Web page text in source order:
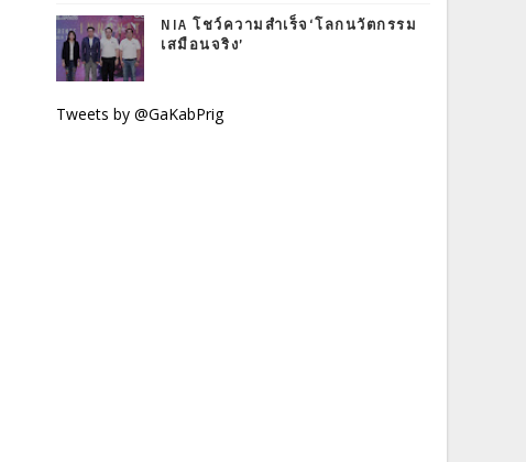
NIA โชว์ความสำเร็จ‘โลกนวัตกรรม
เสมือนจริง’
Tweets by @GaKabPrig